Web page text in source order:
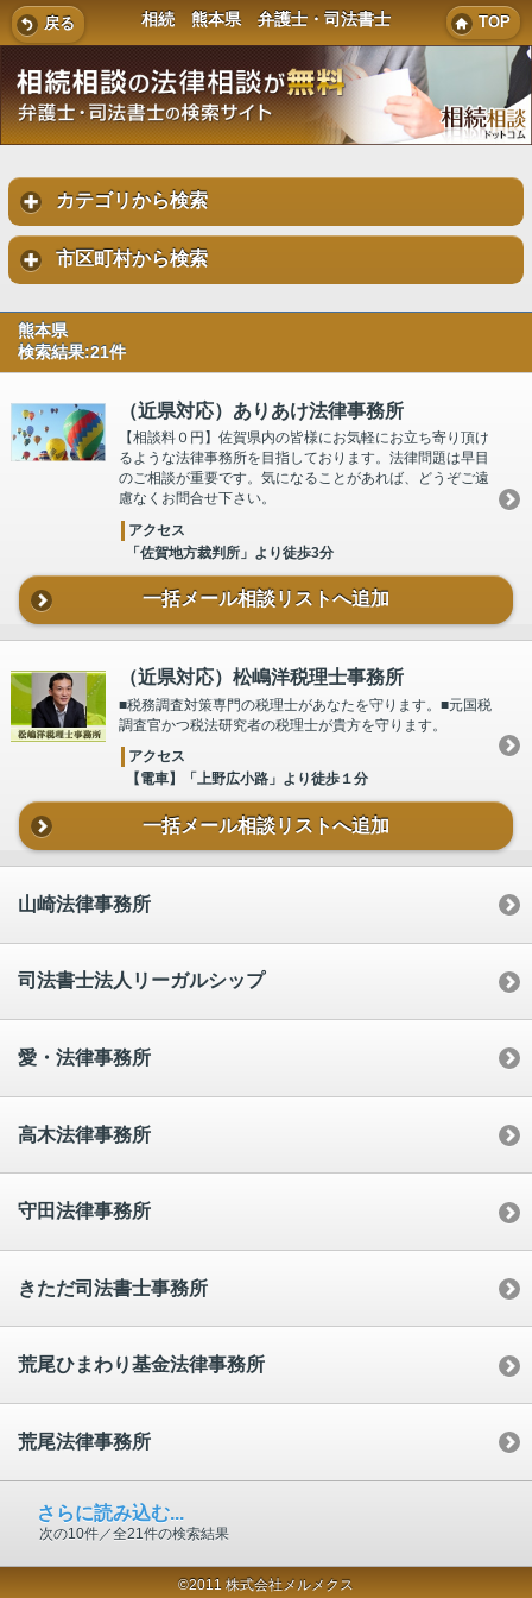
戻る 相続 熊本県 弁護士・司法書士 TOP
カテゴリから検索
市区町村から検索
熊本県
検索結果:21件
（近県対応）ありあけ法律事務所
【相談料０円】佐賀県内の皆様にお気軽にお立ち寄り頂け
るような法律事務所を目指しております。法律問題は早目
のご相談が重要です。気になることがあれば、どうぞご遠
慮なくお問合せ下さい。
アクセス
「佐賀地方裁判所」より徒歩3分
一括メール相談リストへ追加
（近県対応）松嶋洋税理士事務所
■税務調査対策専門の税理士があなたを守ります。■元国税
調査官かつ税法研究者の税理士が貴方を守ります。
アクセス
【電車】「上野広小路」より徒歩１分
一括メール相談リストへ追加
山崎法律事務所
司法書士法人リーガルシップ
愛・法律事務所
高木法律事務所
守田法律事務所
きただ司法書士事務所
荒尾ひまわり基金法律事務所
荒尾法律事務所
さらに読み込む...
次の10件／全21件の検索結果
©2011 株式会社メルメクス